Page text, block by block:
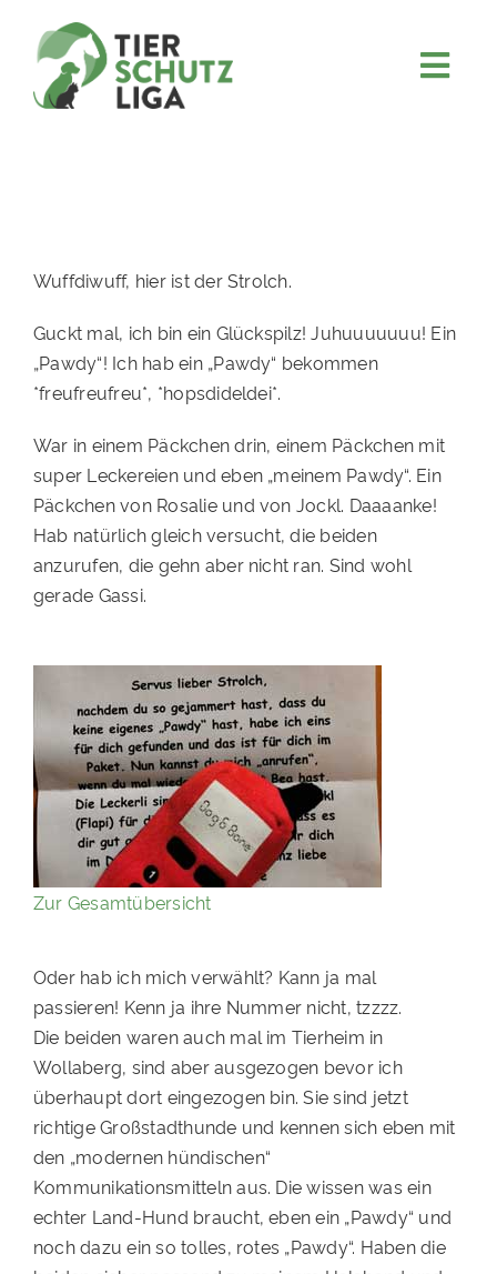
content
KOOPERATIONEN
4KIDS
TIERHEIMTIERE
TIERHEIME
PATENSCHAFTEN
HELFER WERDEN
Wuffdiwuff, hier ist der Strolch.
Guckt mal, ich bin ein Glückspilz! Juhuuuuuuu! Ein
„Pawdy“! Ich hab ein „Pawdy“ bekommen
*freufreufreu*, *hopsdideldei*.
War in einem Päckchen drin, einem Päckchen mit
super Leckereien und eben „meinem Pawdy“. Ein
Päckchen von Rosalie und von Jockl. Daaaanke!
Hab natürlich gleich versucht, die beiden
anzurufen, die gehn aber nicht ran. Sind wohl
gerade Gassi.
Zur Gesamtübersicht
Oder hab ich mich verwählt? Kann ja mal
passieren! Kenn ja ihre Nummer nicht, tzzzz.
Die beiden waren auch mal im Tierheim in
Wollaberg, sind aber ausgezogen bevor ich
überhaupt dort eingezogen bin. Sie sind jetzt
richtige Großstadthunde und kennen sich eben mit
den „modernen hündischen“
Kommunikationsmitteln aus. Die wissen was ein
echter Land-Hund braucht, eben ein „Pawdy“ und
noch dazu ein so tolles, rotes „Pawdy“. Haben die